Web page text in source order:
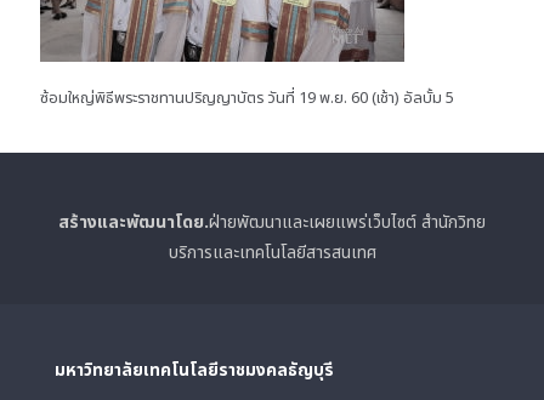
ซ้อมใหญ่พิธีพระราชทานปริญญาบัตร วันที่ 19 พ.ย. 60 (เช้า) อัลบั้ม 5
สร้างและพัฒนาโดย.ฝ่ายพัฒนาและเผยแพร่เว็บไซต์ สำนักวิทย
บริการและเทคโนโลยีสารสนเทศ
มหาวิทยาลัยเทคโนโลยีราชมงคลธัญบุรี